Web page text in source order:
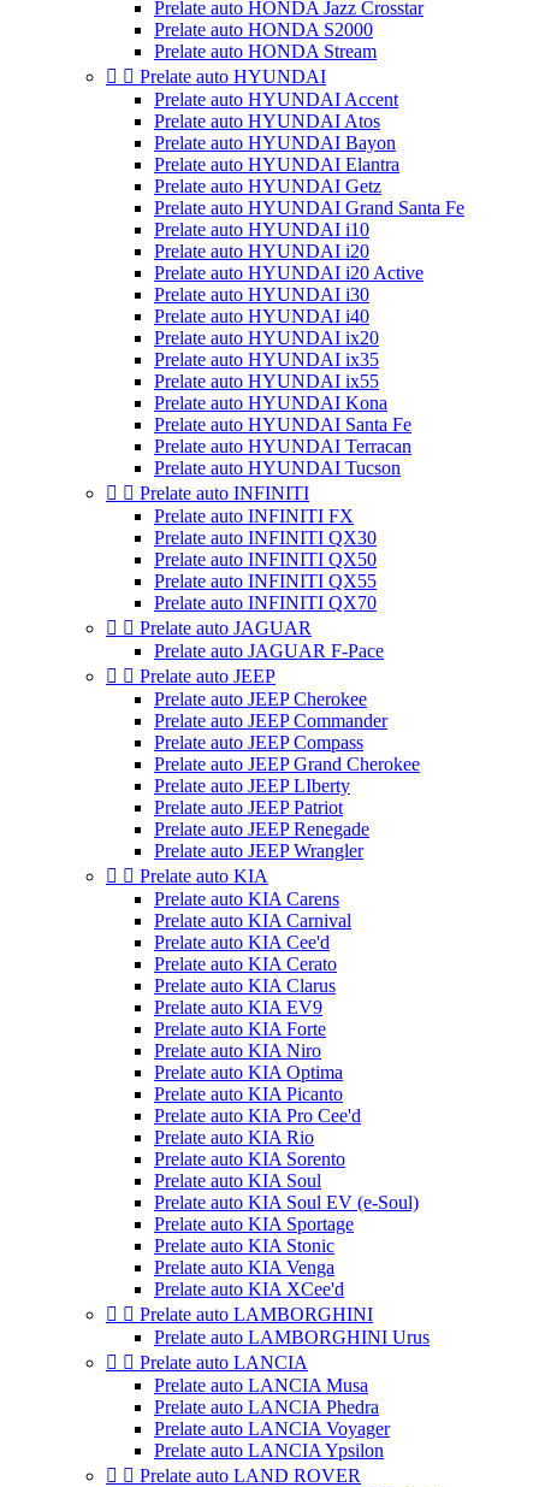
Prelate auto HONDA Jazz Crosstar
Prelate auto HONDA S2000
Prelate auto HONDA Stream
  Prelate auto HYUNDAI
Prelate auto HYUNDAI Accent
Prelate auto HYUNDAI Atos
Prelate auto HYUNDAI Bayon
Prelate auto HYUNDAI Elantra
Prelate auto HYUNDAI Getz
Prelate auto HYUNDAI Grand Santa Fe
Prelate auto HYUNDAI i10
Prelate auto HYUNDAI i20
Prelate auto HYUNDAI i20 Active
Prelate auto HYUNDAI i30
Prelate auto HYUNDAI i40
Prelate auto HYUNDAI ix20
Prelate auto HYUNDAI ix35
Prelate auto HYUNDAI ix55
Prelate auto HYUNDAI Kona
Prelate auto HYUNDAI Santa Fe
Prelate auto HYUNDAI Terracan
Prelate auto HYUNDAI Tucson
  Prelate auto INFINITI
Prelate auto INFINITI FX
Prelate auto INFINITI QX30
Prelate auto INFINITI QX50
Prelate auto INFINITI QX55
Prelate auto INFINITI QX70
  Prelate auto JAGUAR
Prelate auto JAGUAR F-Pace
  Prelate auto JEEP
Prelate auto JEEP Cherokee
Prelate auto JEEP Commander
Prelate auto JEEP Compass
Prelate auto JEEP Grand Cherokee
Prelate auto JEEP LIberty
Prelate auto JEEP Patriot
Prelate auto JEEP Renegade
Prelate auto JEEP Wrangler
  Prelate auto KIA
Prelate auto KIA Carens
Prelate auto KIA Carnival
Prelate auto KIA Cee'd
Prelate auto KIA Cerato
Prelate auto KIA Clarus
Prelate auto KIA EV9
Prelate auto KIA Forte
Prelate auto KIA Niro
Prelate auto KIA Optima
Prelate auto KIA Picanto
Prelate auto KIA Pro Cee'd
Prelate auto KIA Rio
Prelate auto KIA Sorento
Prelate auto KIA Soul
Prelate auto KIA Soul EV (e-Soul)
Prelate auto KIA Sportage
Prelate auto KIA Stonic
Prelate auto KIA Venga
Prelate auto KIA XCee'd
  Prelate auto LAMBORGHINI
Prelate auto LAMBORGHINI Urus
  Prelate auto LANCIA
Prelate auto LANCIA Musa
Prelate auto LANCIA Phedra
Prelate auto LANCIA Voyager
Prelate auto LANCIA Ypsilon
  Prelate auto LAND ROVER